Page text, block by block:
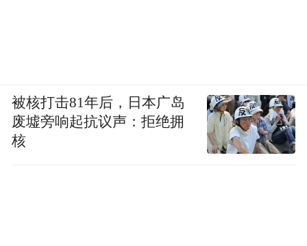
被核打击81年后，日本广岛
废墟旁响起抗议声：拒绝拥
核